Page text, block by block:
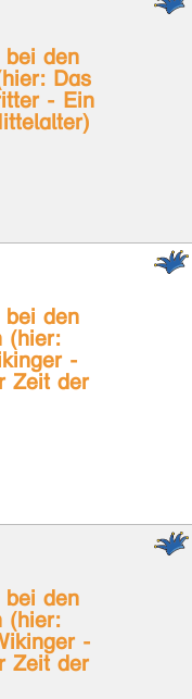
bei den
Das
- Ein
bei den
(hier:
-
Zeit der
bei den
(hier:
-
Zeit der